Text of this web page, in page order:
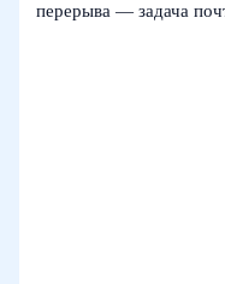
перерыва — задача